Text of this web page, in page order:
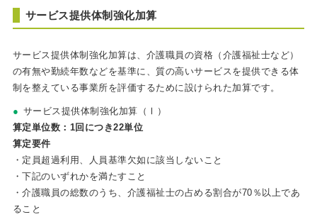
サービス提供体制強化加算
サービス提供体制強化加算は、介護職員の資格（介護福祉士など）
の有無や勤続年数などを基準に、質の高いサービスを提供できる体
制を整えている事業所を評価するために設けられた加算です。
サービス提供体制強化加算（Ⅰ）
算定単位数：1回につき22単位
算定要件
・定員超過利用、人員基準欠如に該当しないこと
・下記のいずれかを満たすこと
・介護職員の総数のうち、介護福祉士の占める割合が70％以上であ
ること